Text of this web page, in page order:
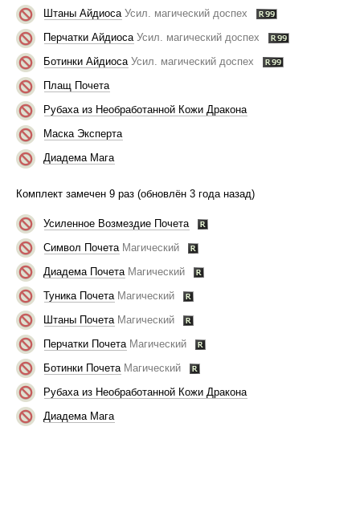
Штаны Айдиоса Усил. магический доспех
Перчатки Айдиоса Усил. магический доспех
Ботинки Айдиоса Усил. магический доспех
Плащ Почета
Рубаха из Необработанной Кожи Дракона
Маска Эксперта
Диадема Мага
Комплект замечен 9 раз (обновлён 3 года назад)
Усиленное Возмездие Почета
Символ Почета Магический
Диадема Почета Магический
Туника Почета Магический
Штаны Почета Магический
Перчатки Почета Магический
Ботинки Почета Магический
Рубаха из Необработанной Кожи Дракона
Диадема Мага